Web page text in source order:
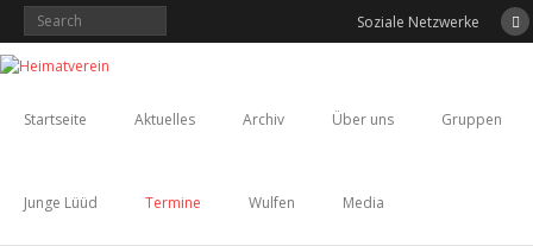
Skip
content
Soziale Netzwerke
Startseite Aktuelles Archiv Über uns Gruppen
Junge Lüüd Termine Wulfen Media